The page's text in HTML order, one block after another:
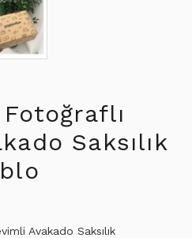
Saksılık
Avakado Saksılık